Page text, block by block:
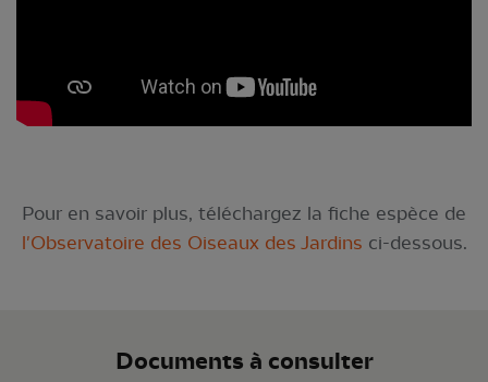
Pour en savoir plus, téléchargez la fiche espèce de
l'Observatoire des Oiseaux des Jardins ci-dessous.
Documents à consulter